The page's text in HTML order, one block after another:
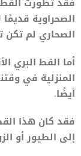
الصحراوية
الصحاري لم
أما القط البري
المنزلية في
أيضًا.
فقد كان هذا
إلى الطيور أو